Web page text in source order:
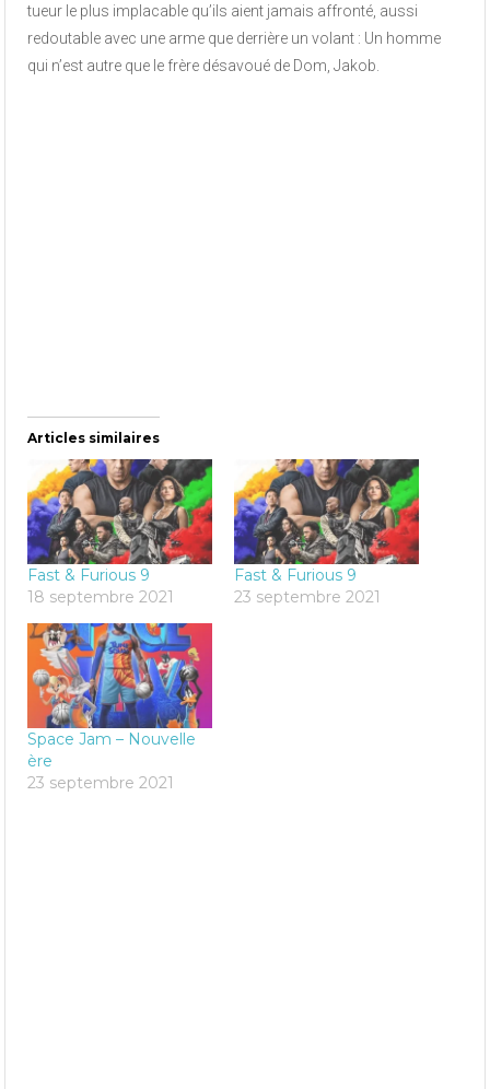
tueur le plus implacable qu’ils aient jamais affronté, aussi
redoutable avec une arme que derrière un volant : Un homme
qui n’est autre que le frère désavoué de Dom, Jakob.
Articles similaires
Fast & Furious 9
18 septembre 2021
Fast & Furious 9
23 septembre 2021
Space Jam – Nouvelle
ère
23 septembre 2021